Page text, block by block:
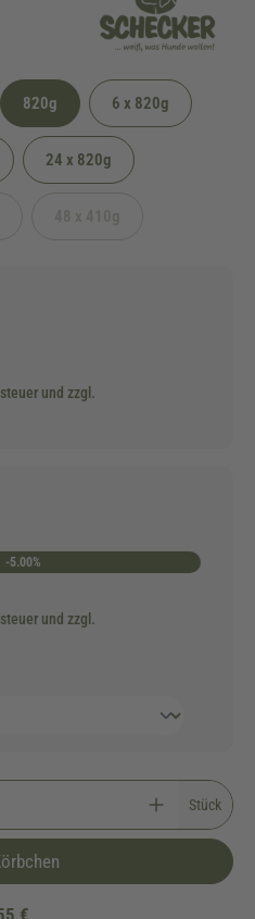
verfügbar.)
ist zurzeit nicht verfügbar.)
820g 6 x 820g
verfügbar.)24 x 820g
und zzgl.
-5.00%
und zzgl.
Stück
€